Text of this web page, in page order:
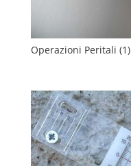
Operazioni Peritali (1)